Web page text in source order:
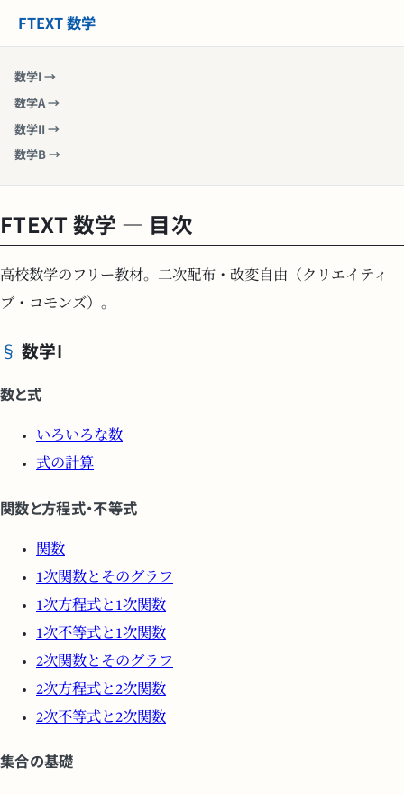
FTEXT 数学
数学I →
数学A →
数学II →
数学B →
FTEXT 数学 — 目次
高校数学のフリー教材。二次配布・改変自由（クリエイティ
ブ・コモンズ）。
数学I
数と式
いろいろな数
式の計算
関数と方程式・不等式
関数
1次関数とそのグラフ
1次方程式と1次関数
1次不等式と1次関数
2次関数とそのグラフ
2次方程式と2次関数
2次不等式と2次関数
集合の基礎